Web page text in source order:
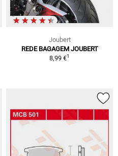
Joubert
REDE BAGAGEM JOUBERT
8,99 €1